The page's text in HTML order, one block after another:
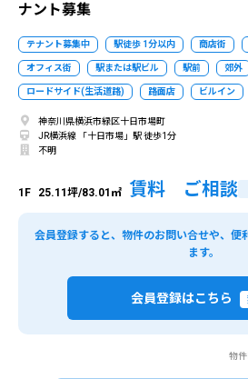
ナント募集
テナント募集中 駅徒歩 1分以内 商店街
オフィス街 駅または駅ビル 駅前 郊外
ロードサイド(生活道路) 路面店 ビルイン
神奈川県横浜市緑区十日市場町
JR横浜線 「十日市場」駅 徒歩1分
不明
1F 25.11坪/83.01㎡ 賃料 ご相談
会員登録すると、物件のお問い合せや、便
ます。
会員登録はこちら
物